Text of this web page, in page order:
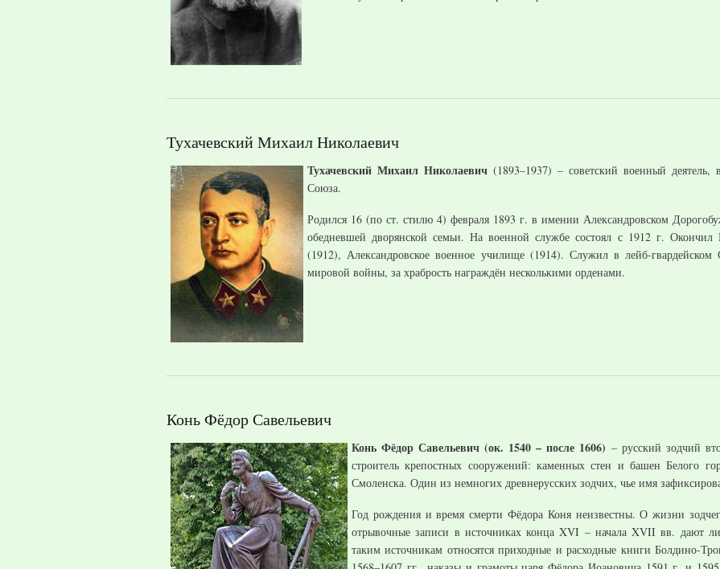
Тухачевский Михаил Николаевич
Тухачевский Михаил Николаевич (1893–1937) – советский военный
Союза.
Родился 16 (по ст. стилю 4) февраля 1893 г. в имении Александровском
обедневшей дворянской семьи. На военной службе состоял с 1912 г. Окончил
(1912), Александровское военное училище (1914). Служил в лейб-
мировой войны, за храбрость награждён несколькими орденами.
Конь Фёдор Савельевич
Конь Фёдор Савельевич (ок. 1540 – после 1606) – русский зодчий
строитель крепостных сооружений: каменных стен и башен Белого
Смоленска. Один из немногих древнерусских зодчих, чье имя
Год рождения и время смерти Фёдора Коня неизвестны. О жизни
отрывочные записи в источниках конца XVI – начала XVII вв. дают
таким источникам относятся приходные и расходные книги Болдино-